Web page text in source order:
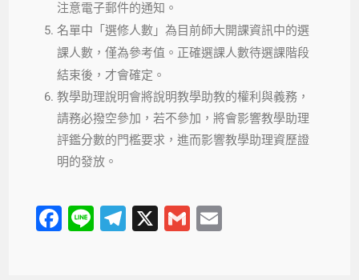
注意電子郵件的通知。
名單中「選修人數 」為目前師大開課資訊中的選
課人數，僅為參考值。正確選課人數待選課階段
結束後，才會確定。
教學助理說明會將說明教學助教的權利與義務，
請務必撥空參加，若不參加，將會影響教學助理
評鑑分數的門檻要求，進而影響教學助理資歷證
明的發放。
F
Li
T
X
G